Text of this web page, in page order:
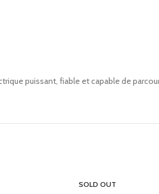
puissant, fiable et capable de
SOLD OUT